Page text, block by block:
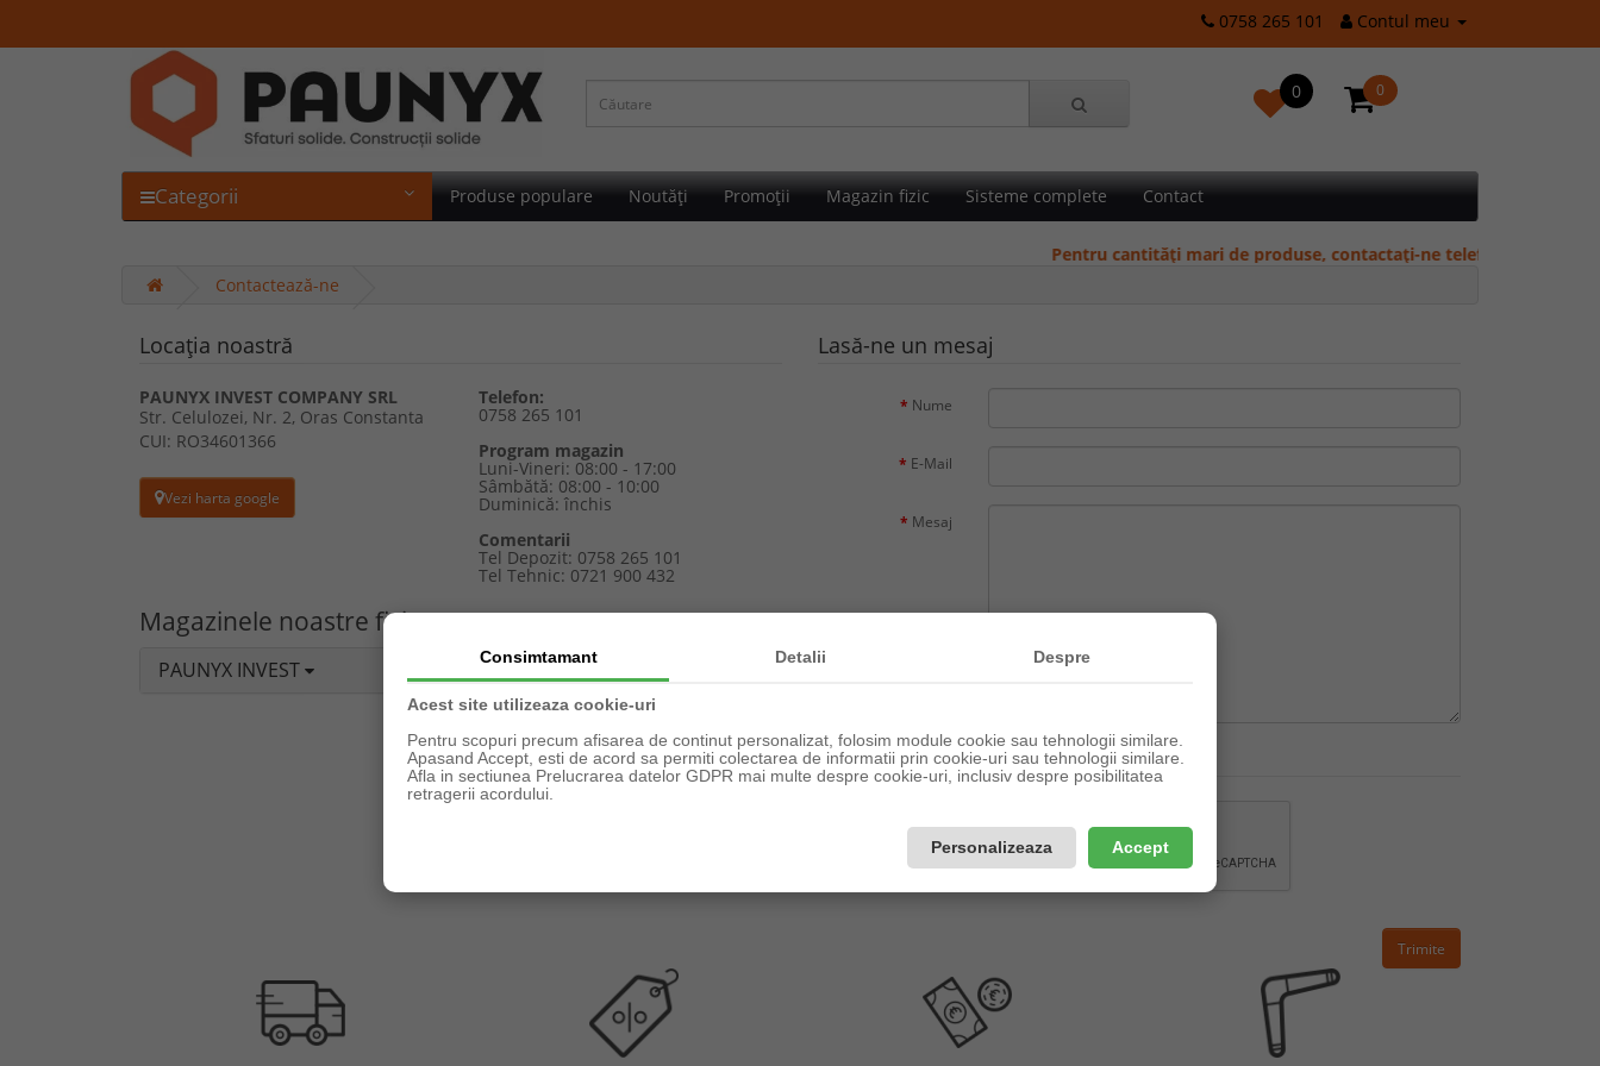
0758 265 101 Contul meu
0 0
Categorii Produse populare Noutăți Promoții Magazin fizic Sisteme complete Contact
Pentru cantități mari de produse, contactați-ne telefonic pentru
Contactează-ne
Locația noastră
PAUNYX INVEST COMPANY SRL
Str. Celulozei, Nr. 2, Oras Constanta
CUI: RO34601366
Vezi harta google
Telefon:
0758 265 101
Program magazin
Luni-Vineri: 08:00 - 17:00
Sâmbătă: 08:00 - 10:00
Duminică: închis
Comentarii
Tel Depozit: 0758 265 101
Tel Tehnic: 0721 900 432
Magazinele noastre fizice
PAUNYX INVEST
Lasă-ne un mesaj
Nume
E-Mail
Mesaj
Captcha
Consimtamant Detalii Despre
Acest site utilizeaza cookie-uri
Pentru scopuri precum afisarea de continut personalizat, folosim module cookie sau tehnologii similare.
Apasand Accept, esti de acord sa permiti colectarea de informatii prin cookie-uri sau tehnologii similare.
Afla in sectiunea Prelucrarea datelor GDPR mai multe despre cookie-uri, inclusiv despre posibilitatea
retragerii acordului.
Personalizeaza Accept